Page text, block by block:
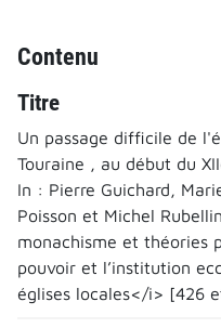
Contenu
Titre
Un passage difficile de
Touraine , au début du
In : Pierre Guichard,
Poisson et Michel
monachisme et théories
pouvoir et l’institution
églises locales</i> [426